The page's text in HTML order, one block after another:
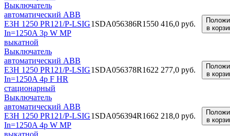
Выключатель
автоматический ABB
E3H 1250 PR121/P-LSIG
In=1250A 3p W MP
выкатной
1SDA056386R1 550 416,0 руб.
в
Выключатель
автоматический ABB
E3H 1250 PR121/P-LSIG
In=1250A 4p F HR
стационарный
1SDA056378R1622 277,0 руб.
в
Выключатель
автоматический ABB
E3H 1250 PR121/P-LSIG
In=1250A 4p W MP
выкатной
1SDA056394R1662 218,0 руб.
в